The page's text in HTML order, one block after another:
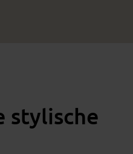
stylische